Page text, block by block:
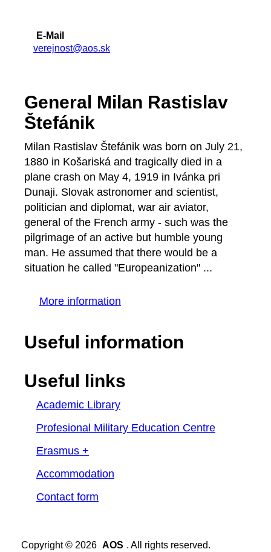
E-Mail
verejnost@aos.sk
General Milan Rastislav
Štefánik
Milan Rastislav Štefánik was born on July 21,
1880 in Košariská and tragically died in a
plane crash on May 4, 1919 in Ivánka pri
Dunaji. Slovak astronomer and scientist,
politician and diplomat, war air aviator,
general of the French army - such was the
pilgrimage of an active but humble young
man. He assumed that there would be a
situation he called "Europeanization" ...
More information
Useful information
Useful links
Academic Library
Profesional Military Education Centre
Erasmus +
Accommodation
Contact form
Copyright © 2026 AOS . All rights reserved.